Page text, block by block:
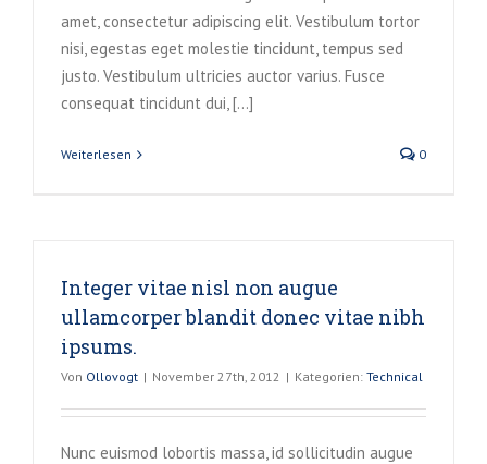
amet, consectetur adipiscing elit. Vestibulum tortor
nisi, egestas eget molestie tincidunt, tempus sed
justo. Vestibulum ultricies auctor varius. Fusce
consequat tincidunt dui, [...]
Weiterlesen 0
Integer vitae nisl non augue
ullamcorper blandit donec vitae nibh
ipsums.
Von Ollovogt | November 27th, 2012 | Kategorien: Technical
Nunc euismod lobortis massa, id sollicitudin augue